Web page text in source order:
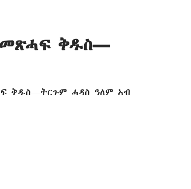
ቅዱስ—
ቅዱስ—ትርጉም ሓዳስ ዓለም ኣብ